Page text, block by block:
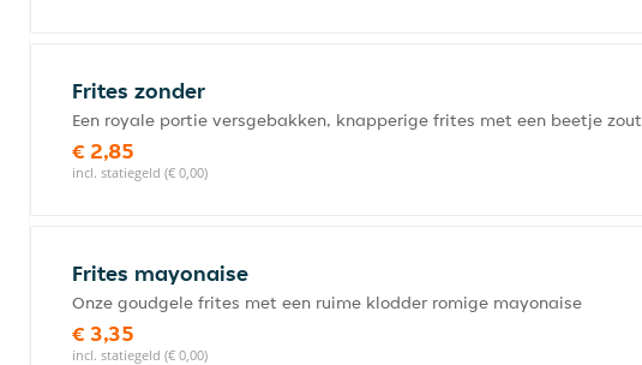
Frites zonder
Een royale portie versgebakken, knapperige frites met een beetje zout
€ 2,85
incl. statiegeld (€ 0,00)
Frites mayonaise
Onze goudgele frites met een ruime klodder romige mayonaise
€ 3,35
incl. statiegeld (€ 0,00)